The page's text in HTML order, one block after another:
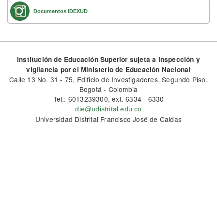
Documentos IDEXUD
Institución de Educación Superior sujeta a inspección y
vigilancia por el Ministerio de Educación Nacional
Calle 13 No. 31 - 75, Edificio de Investigadores, Segundo Piso,
Bogotá - Colombia
Tel.: 6013239300, ext. 6334 - 6330
die@udistrital.edu.co
Universidad Distrital Francisco José de Caldas